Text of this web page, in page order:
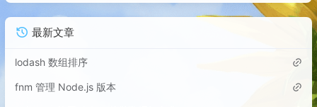
最新文章
lodash 数组排序
fnm 管理 Node.js 版本